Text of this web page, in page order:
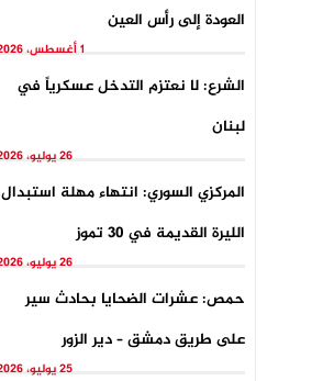
العودة إلى رأس العين
1 أغسطس، 2026
الشرع: لا نعتزم التدخل عسكرياً في
لبنان
26 يوليو، 2026
المركزي السوري: انتهاء مهلة استبدال
الليرة القديمة في 30 تموز
26 يوليو، 2026
حمص: عشرات الضحايا بحادث سير
على طريق دمشق – دير الزور
25 يوليو، 2026